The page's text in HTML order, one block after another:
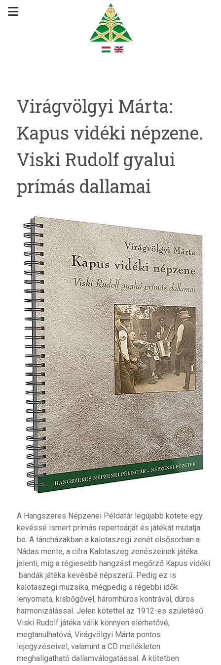
Virágvölgyi Márta:
Kapus vidéki népzene.
Viski Rudolf gyalui
prímás dallamai
A Hangszeres Népzenei Példatár legújabb kötete egy
kevéssé ismert prímás repertoárját és játékát mutatja
be. A táncházakban a kalotaszegi zenét elsősorban a
Nádas mente, a cifra Kalotaszeg zenészeinek játéka
jelenti, míg a régiesebb hangzást megőrző Kapus vidéki
bandák játéka kevésbé népszerű. Pedig ez is
kalotaszegi muzsika, mégpedig a régebbi idők
lenyomata, kisbőgővel, háromhúros kontrával, dúros
harmonizálással. Jelen kötettel az 1912-es születésű
Viski Rudolf játéka válik könnyen elérhetővé,
megtanulhatóvá, Virágvölgyi Márta pontos
lejegyzéseivel, valamint a CD mellékleten
meghallgatható dallamválogatással. A kötetben